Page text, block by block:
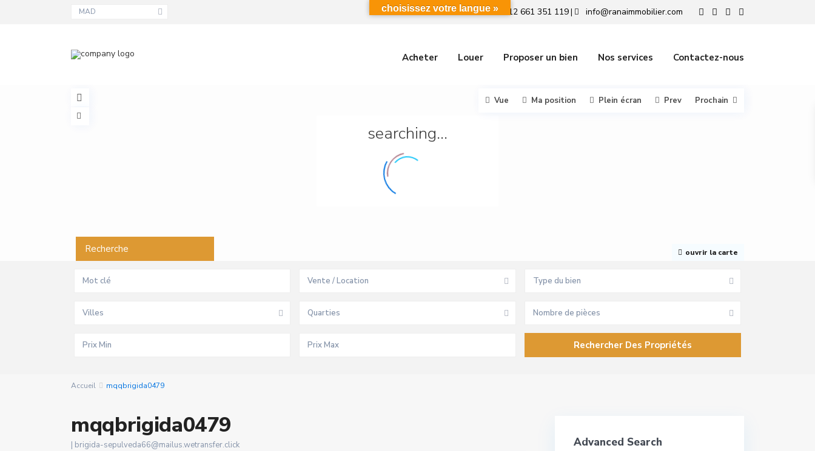
MAD +212 661 351 119| info@ranaimmobilier.com
Acheter Louer Proposer un bien Nos services Contactez-nous
searching...
ouvrir la carte
Vue Ma position Plein écran Prev Prochain
Recherche
Vente / Location Type du bien
Villes Quarties Nombre de pièces
Accueil mqqbrigida0479
mqqbrigida0479
| brigida-sepulveda66@mailus.wetransfer.click Advanced Search
choisissez votre langue »